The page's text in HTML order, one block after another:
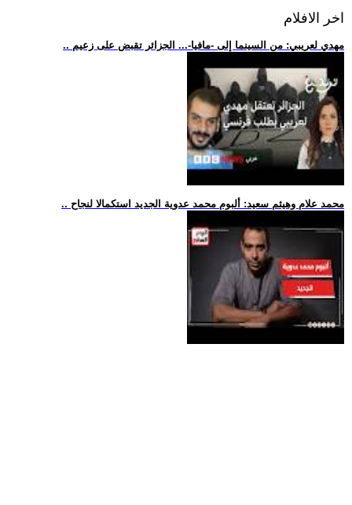
اخر الافلام
.. مهدي لعريبي: من السينما إلى -مافيا-... الجزائر تقبض على زعيم
.. محمد علام وهيثم سعيد: ألبوم محمد عدوية الجديد استكمالا لنجاح